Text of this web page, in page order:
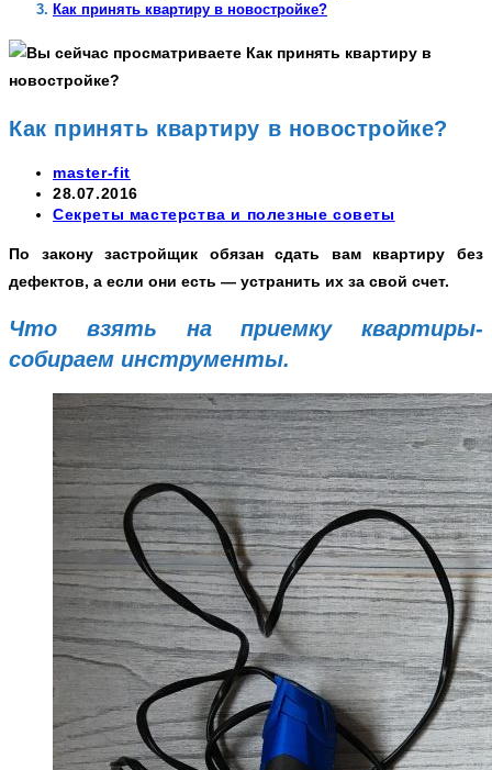
Как принять квартиру в новостройке?
Как принять квартиру в новостройке?
Автор
записи:
master-fit
Запись
опубликована:
28.07.2016
Рубрика
Секреты мастерства и полезные советы
По закону застройщик обязан сдать вам квартиру без
дефектов, а если они есть — устранить их за свой счет.
Что взять на приемку квартиры-
собираем инструменты.